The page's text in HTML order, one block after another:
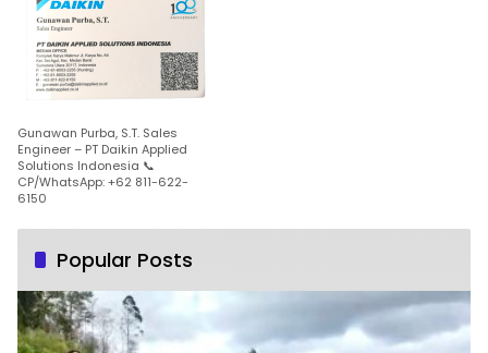
Gunawan Purba, S.T. Sales
Engineer – PT Daikin Applied
Solutions Indonesia 📞
CP/WhatsApp: +62 811-622-
6150
Popular Posts